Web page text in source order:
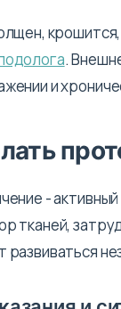
.
и
-
тканей,
развиваться